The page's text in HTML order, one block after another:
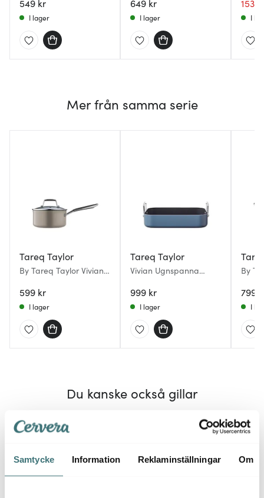
Samtycke Information Reklaminställningar Om
aluminium beige
549 kr
I lager
cm Blå/Stål
649 kr
I lager
1539
I
Mer från samma serie
Tareq Taylor
By Tareq Taylor Vivian
beige
599 kr
I lager
Tareq Taylor
Vivian Ugnspanna
999 kr
I lager
By
beige
799
I
Du kanske också gillar